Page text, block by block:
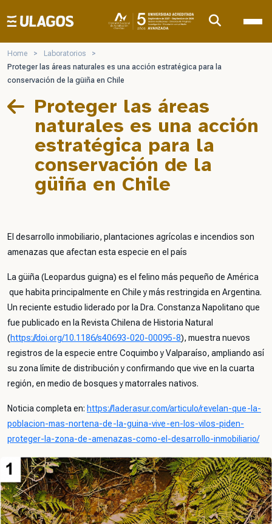
Ulagos Template
Home > Laboratorios
>
Proteger las áreas naturales es una acción estratégica para la
conservación de la güiña en Chile
Proteger las áreas
naturales es una acción
estratégica para la
conservación de la
güiña en Chile
El desarrollo inmobiliario, plantaciones agrícolas e incendios son
amenazas que afectan esta especie en el país
La güiña (Leopardus guigna) es el felino más pequeño de América
que habita principalmente en Chile y más restringida en Argentina.
Un reciente estudio liderado por la Dra. Constanza Napolitano que
fue publicado en la Revista Chilena de Historia Natural
(https://doi.org/10.1186/s40693-020-00095-8), muestra nuevos
registros de la especie entre Coquimbo y Valparaíso, ampliando así
su zona límite de distribución y confirmando que vive en la cuarta
región, en medio de bosques y matorrales nativos.
Noticia completa en: https://laderasur.com/articulo/revelan-que-la-
poblacion-mas-nortena-de-la-guina-vive-en-los-vilos-piden-
proteger-la-zona-de-amenazas-como-el-desarrollo-inmobiliario/